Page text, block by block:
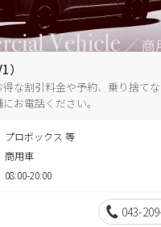
な割引料金や予約、乗り捨て
お電話ください。
プロボックス 等
商用車
08:00-20:00
043-